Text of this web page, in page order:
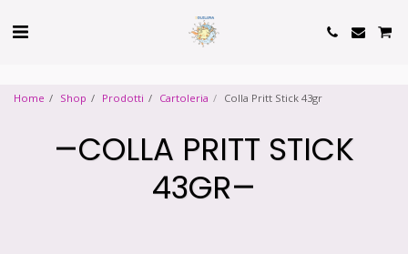
Home Shop Prodotti Cartoleria Colla Pritt Stick 43gr
COLLA PRITT STICK
43GR